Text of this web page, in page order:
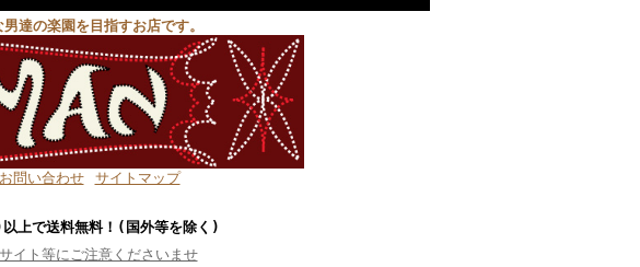
達の楽園を目指すお店です。
お問い合わせ サイトマップ
上で送料無料！(国外等を除く)
イト等にご注意くださいませ